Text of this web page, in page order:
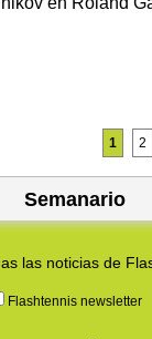
1 2
Semanario
las noticias de
Flashtennis newsletter